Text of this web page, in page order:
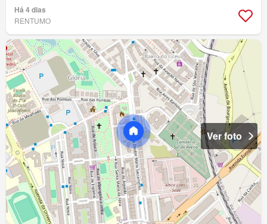
Há 4 dias
RENTUMO
Ver foto